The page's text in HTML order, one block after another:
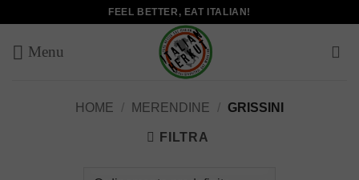
contenuti
FEEL BETTER, EAT ITALIAN!
HOME / MERENDINE / GRISSINI
FILTRA